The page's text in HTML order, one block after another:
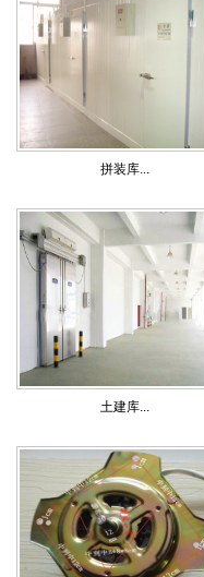
拼装库...
土建库...